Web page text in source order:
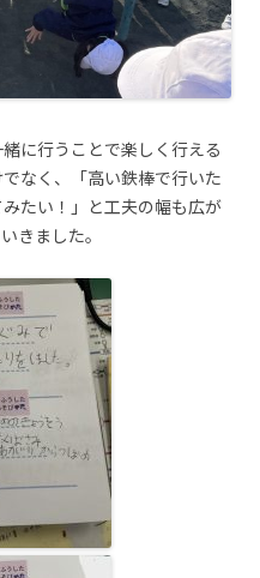
に行うことで楽しく行える
なく、「高い鉄棒で行いた
たい！」と工夫の幅も広が
きました。